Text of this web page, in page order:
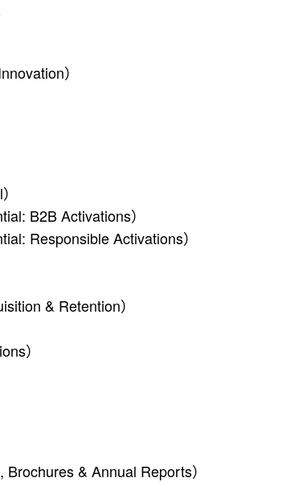
）
B2B Activations）
Responsible Activations）
& Retention）
）
& Annual Reports）